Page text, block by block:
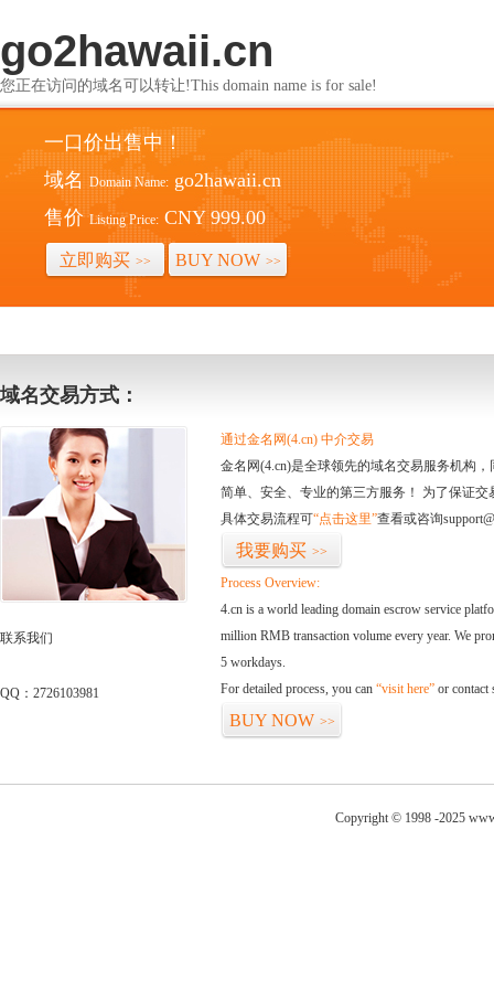
go2hawaii.cn
您正在访问的域名可以转让!This domain name is for sale!
一口价出售中！
域名 Domain Name: go2hawaii.cn
售价 Listing Price: CNY 999.00
立即购买 >> BUY NOW >>
域名交易方式：
联系我们
QQ：2726103981
通过金名网(4.cn) 中介交易
金名网(4.cn)是全球领先的域名交易服务机构
简单、安全、专业的第三方服务！ 为了保证
具体交易流程可“点击这里”查看或咨询
我要购买 >>
Process Overview:
4.cn is a world leading domain escrow service
million RMB transaction volume every year. We
5 workdays.
For detailed process, you can “visit here” or contact
BUY NOW >>
Copyright © 1998 -2025